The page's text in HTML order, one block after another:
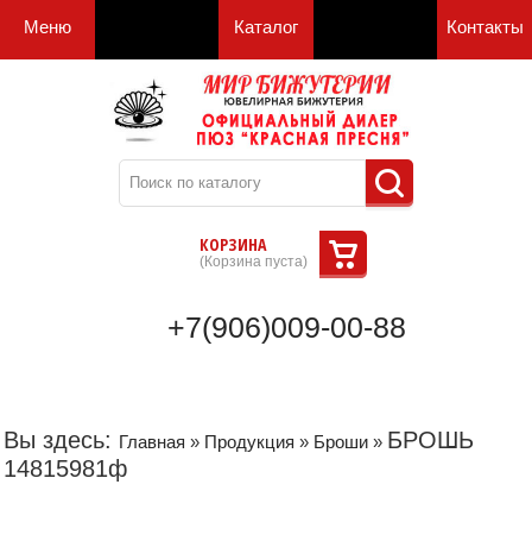
Меню Каталог Контакты
КОРЗИНА
(Корзина пуста)
+7(906)009-00-88
Вы здесь: Главная » Продукция » Броши » БРОШЬ
14815981ф